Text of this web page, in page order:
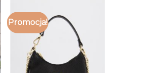
Promocja!